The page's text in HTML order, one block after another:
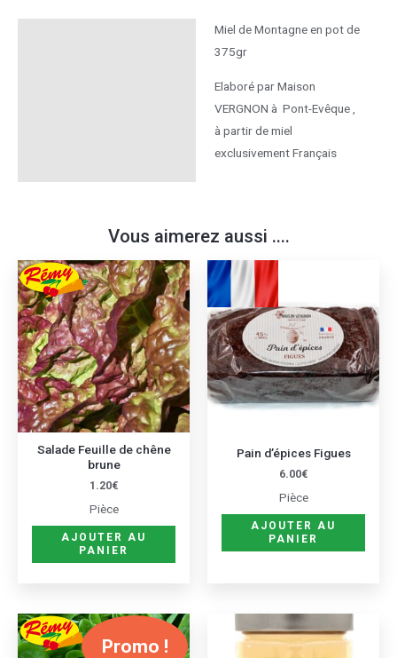
Miel de Montagne en pot de
375gr
Elaboré par Maison
VERGNON à Pont-Evêque ,
à partir de miel
exclusivement Français
Vous aimerez aussi ....
Salade Feuille de chêne
brune
1.20€
Pièce
AJOUTER AU
PANIER
Pain d’épices Figues
6.00€
Pièce
AJOUTER AU
PANIER
Promo !
Ce
produit